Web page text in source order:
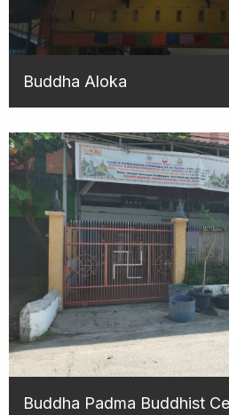
Buddha Aloka
Buddha Padma Buddhist